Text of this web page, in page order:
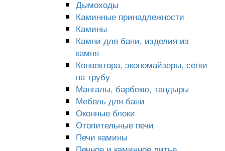
Дымоходы
Каминные принадлежности
Камины
Камни для бани, изделия из
камня
Конвектора, экономайзеры, сетки
на трубу
Мангалы, барбекю, тандыры
Мебель для бани
Оконные блоки
Отопительные печи
Печи камины